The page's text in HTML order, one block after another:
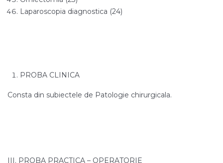
Laparoscopia diagnostica (24)
PROBA CLINICA
Consta din subiectele de Patologie chirurgicala.
III. PROBA PRACTICA – OPERATORIE